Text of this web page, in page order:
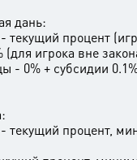
дань:
текущий процент
игрока вне
- 0% + субсидии
текущий процент,